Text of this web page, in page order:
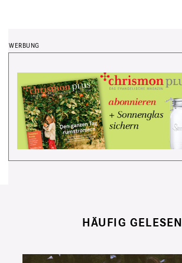
HÄUFIG GELESEN